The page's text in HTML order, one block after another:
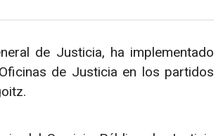
de Justicia, ha implementado
de Justicia en los partidos